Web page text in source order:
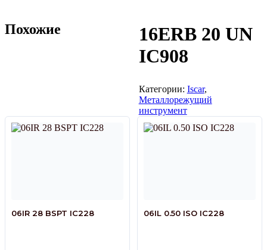
16ERB 20 UN
IC908
Категории: Iscar,
Металлорежущий
инструмент
Похожие
06IR 28 BSPT IC228 06IL 0.50 ISO IC228